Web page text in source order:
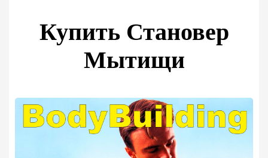
Купить Становер
Мытищи